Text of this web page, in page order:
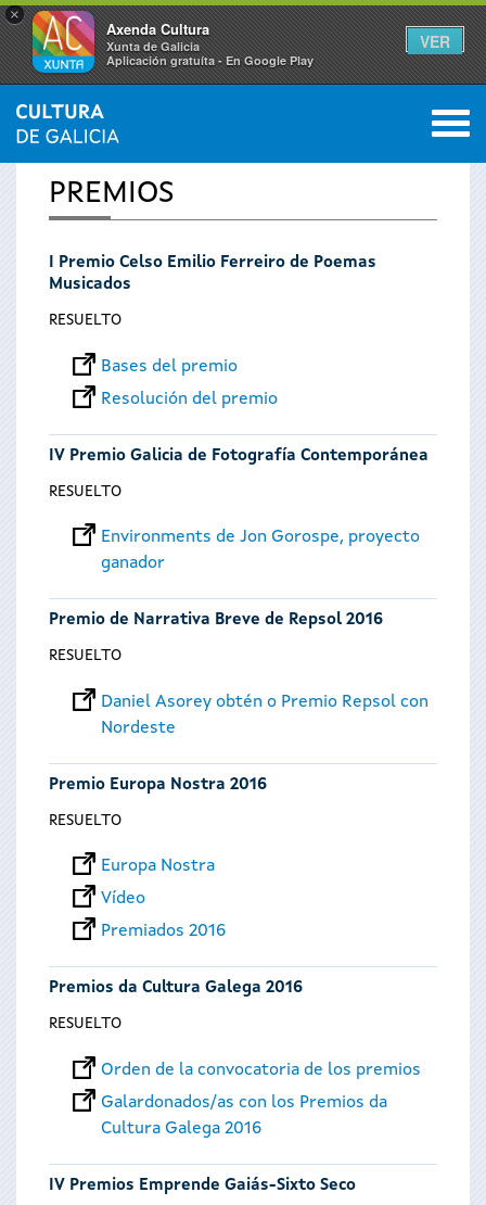
×
Axenda Cultura
Xunta de Galicia
Aplicación gratuíta - En Google Play
VER
Se
encuentra
usted
aquí
INICIO 0
PREMIOS
I Premio Celso Emilio Ferreiro de Poemas
Musicados
RESUELTO
Bases del premio
Resolución del premio
IV Premio Galicia de Fotografía Contemporánea
RESUELTO
Environments de Jon Gorospe, proyecto
ganador
Premio de Narrativa Breve de Repsol 2016
RESUELTO
Daniel Asorey obtén o Premio Repsol con
Nordeste
Premio Europa Nostra 2016
RESUELTO
Europa Nostra
Vídeo
Premiados 2016
Premios da Cultura Galega 2016
RESUELTO
Orden de la convocatoria de los premios
Galardonados/as con los Premios da
Cultura Galega 2016
IV Premios Emprende Gaiás-Sixto Seco